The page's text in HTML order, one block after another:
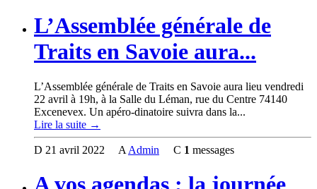
L’Assemblée générale de
Traits en Savoie aura...
L’Assemblée générale de Traits en Savoie aura lieu vendredi
22 avril à 19h, à la Salle du Léman, rue du Centre 74140
Excenevex. Un apéro-dinatoire suivra dans la...
Lire la suite →
D 21 avril 2022 A Admin C 1 messages